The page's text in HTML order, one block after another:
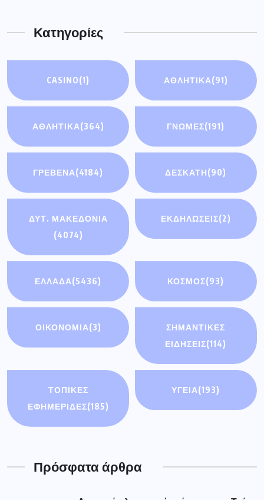
Κατηγορίες
CASINO(1) ΑΘΛΗΤΙΚΆ(91)
ΑΘΛΗΤΙΚΑ(364) ΓΝΩΜΕΣ(191)
ΓΡΕΒΕΝΑ(4184) ΔΕΣΚΑΤΗ(90)
ΔΥΤ. ΜΑΚΕΔΟΝΙΑ
(4074)
ΕΚΔΗΛΩΣΕΙΣ(2)
ΕΛΛΑΔΑ(5436) ΚΟΣΜΟΣ(93)
ΟΙΚΟΝΟΜΊΑ(3)
ΣΗΜΑΝΤΙΚΈΣ
ΕΙΔΉΣΕΙΣ(114)
ΤΟΠΙΚΕΣ
ΕΦΗΜΕΡΙΔΕΣ(185)
ΥΓΕΙΑ(193)
Πρόσφατα άρθρα